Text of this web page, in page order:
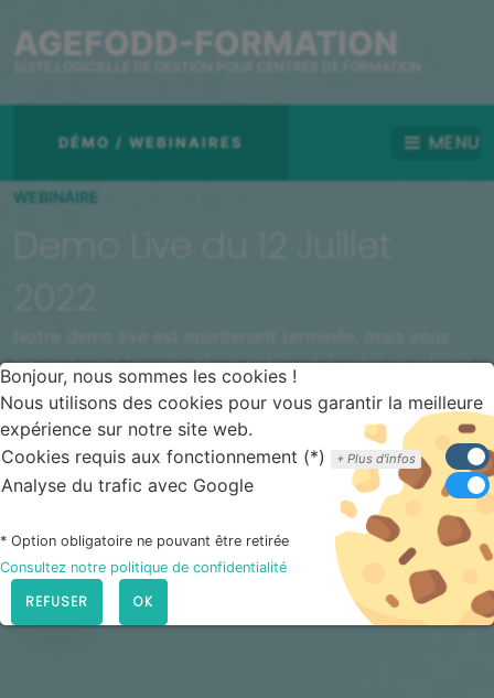
AGEFODD-FORMATION
DÉMO / WEBINAIRES MENU
WEBINAIRE
Demo Live du 12 Juillet
2022
pouvez vous inscrire dès maintenant à notre prochaine
démonstration.
Bonjour, nous sommes les cookies !
Nous utilisons des cookies pour vous garantir la meilleure
expérience sur notre site web.
Cookies requis aux fonctionnement (*)
Plus d'infos
Analyse du trafic avec Google
* Option obligatoire ne pouvant être retirée
Consultez notre politique de confidentialité
REFUSER OK